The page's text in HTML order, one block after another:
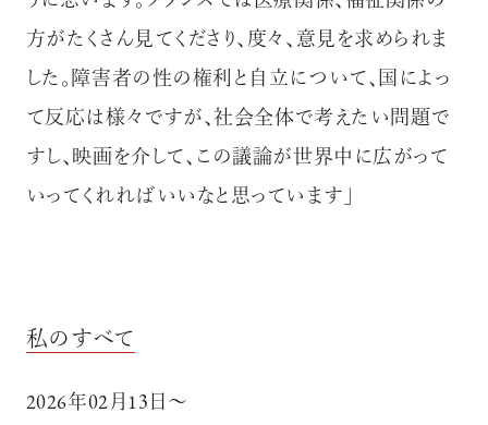
方がたくさん見てくださり、度々、意見を求められま
した。障害者の性の権利と自立について、国によっ
て反応は様々ですが、社会全体で考えたい問題で
すし、映画を介して、この議論が世界中に広がって
いってくれればいいなと思っています」
私のすべて
2026年02月13日〜